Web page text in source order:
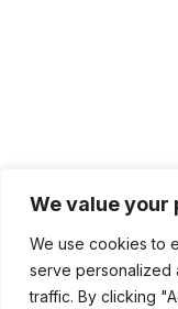
We value your
We use cookies to
serve personalized
traffic. By clicking